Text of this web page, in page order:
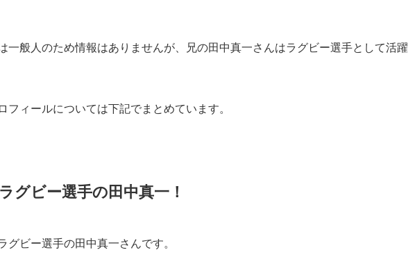
一般人のため情報はありませんが、兄の田中真一さんはラグビー選手として活躍
フィールについては下記でまとめています。
グビー選手の田中真一！
グビー選手の田中真一さんです。